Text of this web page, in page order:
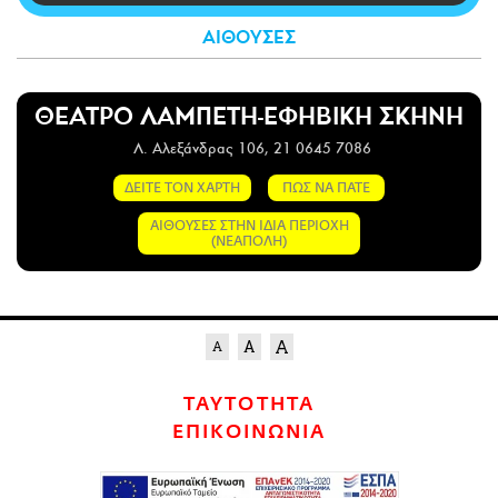
CITY GUIDE
ΑΙΘΟΥΣΕΣ
ΘΕΑΤΡΟ ΛΑΜΠΕΤΗ-ΕΦΗΒΙΚΗ ΣΚΗΝΗ
Λ. Αλεξάνδρας 106, 21 0645 7086
ΔΕΙΤΕ ΤΟΝ ΧΑΡΤΗ ΠΩΣ ΝΑ ΠΑΤΕ
ΑΙΘΟΥΣΕΣ ΣΤΗΝ ΙΔΙΑ ΠΕΡΙΟΧΗ
(ΝΕΑΠΟΛΗ)
ΤΑΥΤΟΤΗΤΑ
ΕΠΙΚΟΙΝΩΝΙΑ